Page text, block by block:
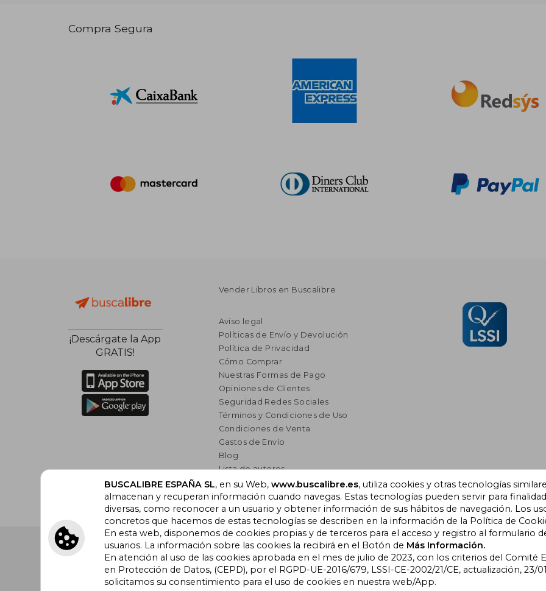
Compra Segura
¡Descárgate la App
GRATIS!
Vender Libros en Buscalibre
Aviso legal
Políticas de Envío y Devolución
Política de Privacidad
Cómo Comprar
Nuestras Formas de Pago
Opiniones de Clientes
Seguridad Redes Sociales
Términos y Condiciones de Uso
Condiciones de Venta
Gastos de Envío
Blog
Lista de autores
Incentivo a la Lectura
Libros Recomendados
Buscalibre España . Calle Energía, 65, Nave 3 (08940), Cornellà de Llobregat,
Barcelona. Derechos Reservados.
BUSCALIBRE ESPAÑA SL, en su Web, www.buscalibre.es, utiliza cookies y otras tecnologías
almacenan y recuperan información cuando navegas. Estas tecnologías pueden servir para
diversas, como reconocer a un usuario y obtener información de sus hábitos de navegación. Los
concretos que hacemos de estas tecnologías se describen en la información de la Política de
En esta web, disponemos de cookies propias y de terceros para el acceso y registro al formulario
usuarios. La información sobre las cookies la recibirá en el Botón de Más Información.
En atención al uso de las cookies aprobada en el mes de julio de 2023, con los criterios del Comité
en Protección de Datos, (CEPD), por el RGPD-UE-2016/679, LSSI-CE-2002/21/CE, actualización, 23/
solicitamos su consentimiento para el uso de cookies en nuestra web/App.